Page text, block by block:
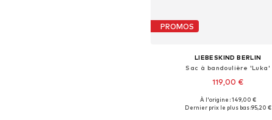
PROMOS
LIEBESKIND BERLIN
Sac à bandoulière 'Luka'
119,00 €
Tailles disponibles: One Size
À l'origine : 149,00 €
Dernier prix le plus bas :95,20 €